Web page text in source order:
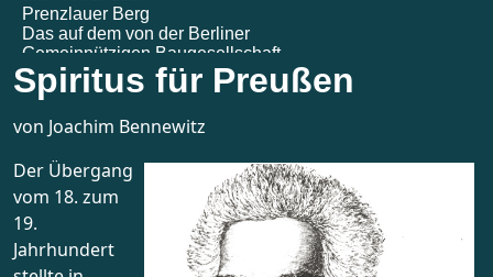
Spiritus für Preußen
von Joachim Bennewitz
Der Übergang
vom 18. zum
19.
Jahrhundert